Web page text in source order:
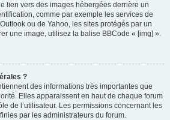
lien vers des images hébergées derrière un
comme par exemple les services de
ou de Yahoo, les sites protégés par un
une image, utilisez la balise BBCode « [img] ».
?
des informations très importantes que
Elles apparaissent en haut de chaque forum
de l’utilisateur. Les permissions concernant les
par les administrateurs du forum.